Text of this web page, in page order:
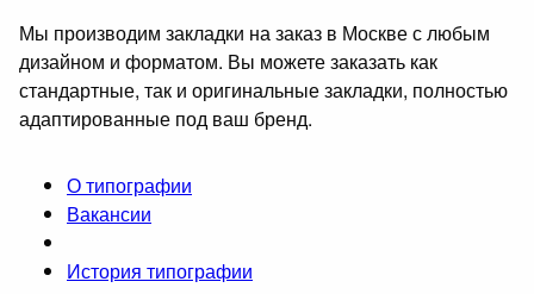
Мы производим закладки на заказ в Москве с любым
дизайном и форматом. Вы можете заказать как
стандартные, так и оригинальные закладки, полностью
адаптированные под ваш бренд.
О типографии
Вакансии
История типографии